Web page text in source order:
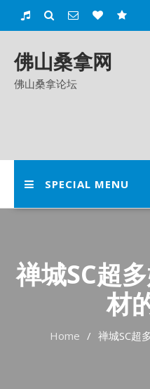
佛山桑拿网
佛山桑拿论坛
SPECIAL MENU
禅城SC超
材
Home 禅城SC超